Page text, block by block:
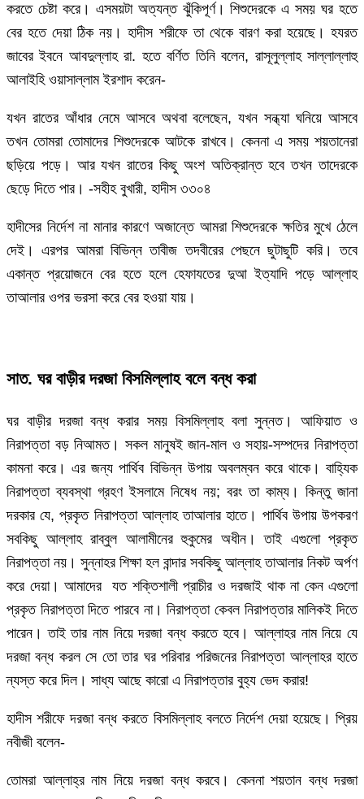
করতে চেষ্টা করে। এসময়টা অত্যন্ত ঝুঁকিপূর্ণ। শিশুদেরকে এ সময় ঘর হতে
বের হতে দেয়া ঠিক নয়। হাদীস শরীফে তা থেকে বারণ করা হয়েছে। হযরত
জাবের ইবনে আবদুল্লাহ রা. হতে বর্ণিত তিনি বলেন, রাসূলুল্লাহ সাল্লাল্লাহু
আলাইহি ওয়াসাল্লাম ইরশাদ করেন-
যখন রাতের আঁধার নেমে আসবে অথবা বলেছেন, যখন সন্ধ্যা ঘনিয়ে আসবে
তখন তোমরা তোমাদের শিশুদেরকে আটকে রাখবে। কেননা এ সময় শয়তানেরা
ছড়িয়ে পড়ে। আর যখন রাতের কিছু অংশ অতিক্রান্ত হবে তখন তাদেরকে
ছেড়ে দিতে পার। -সহীহ বুখারী, হাদীস ৩৩০৪
হাদীসের নির্দেশ না মানার কারণে অজান্তে আমরা শিশুদেরকে ক্ষতির মুখে ঠেলে
দেই। এরপর আমরা বিভিন্ন তাবীজ তদবীরের পেছনে ছুটাছুটি করি। তবে
একান্ত প্রয়োজনে বের হতে হলে হেফাযতের দুআ ইত্যাদি পড়ে আল্লাহ
তাআলার ওপর ভরসা করে বের হওয়া যায়।
সাত. ঘর বাড়ীর দরজা বিসমিল্লাহ বলে বন্ধ করা
ঘর বাড়ীর দরজা বন্ধ করার সময় বিসমিল্লাহ বলা সুন্নত। আফিয়াত ও
নিরাপত্তা বড় নিআমত। সকল মানুষই জান-মাল ও সহায়-সম্পদের নিরাপত্তা
কামনা করে। এর জন্য পার্থিব বিভিন্ন উপায় অবলম্বন করে থাকে। বাহ্যিক
নিরাপত্তা ব্যবস্থা গ্রহণ ইসলামে নিষেধ নয়; বরং তা কাম্য। কিন্তু জানা
দরকার যে, প্রকৃত নিরাপত্তা আল্লাহ তাআলার হাতে। পার্থিব উপায় উপকরণ
সবকিছু আল্লাহ রাব্বুল আলামীনের হুকুমের অধীন। তাই এগুলো প্রকৃত
নিরাপত্তা নয়। সুন্নাহর শিক্ষা হল বান্দার সবকিছু আল্লাহ তাআলার নিকট অর্পণ
করে দেয়া। আমাদের যত শক্তিশালী প্রাচীর ও দরজাই থাক না কেন এগুলো
প্রকৃত নিরাপত্তা দিতে পারবে না। নিরাপত্তা কেবল নিরাপত্তার মালিকই দিতে
পারেন। তাই তার নাম নিয়ে দরজা বন্ধ করতে হবে। আল্লাহর নাম নিয়ে যে
দরজা বন্ধ করল সে তো তার ঘর পরিবার পরিজনের নিরাপত্তা আল্লাহর হাতে
ন্যস্ত করে দিল। সাধ্য আছে কারো এ নিরাপত্তার বুহ্য ভেদ করার!
হাদীস শরীফে দরজা বন্ধ করতে বিসমিল্লাহ বলতে নির্দেশ দেয়া হয়েছে। প্রিয়
নবীজী বলেন-
তোমরা আল্লাহ্র নাম নিয়ে দরজা বন্ধ করবে। কেননা শয়তান বন্ধ দরজা